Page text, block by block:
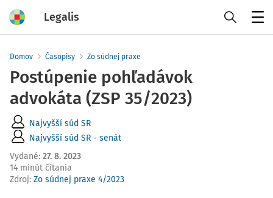
Legalis
Domov Časopisy Zo súdnej praxe
Postúpenie pohľadávok
advokáta (ZSP 35/2023)
Najvyšší súd SR
Najvyšší súd SR - senát
Vydané: 27. 8. 2023
14 minút čítania
Zdroj: Zo súdnej praxe 4/2023